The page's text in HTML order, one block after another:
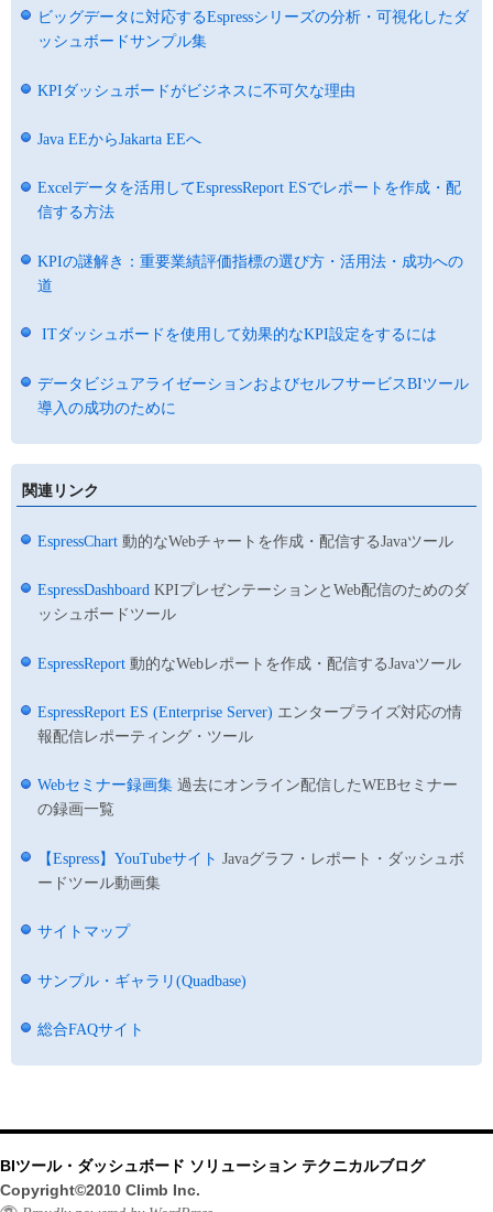
ビッグデータに対応するEspressシリーズの分析・可視化したダ
ッシュボードサンプル集
KPIダッシュボードがビジネスに不可欠な理由
Java EEからJakarta EEへ
Excelデータを活用してEspressReport ESでレポートを作成・配
信する方法
KPIの謎解き：重要業績評価指標の選び方・活用法・成功への
道
ITダッシュボードを使用して効果的なKPI設定をするには
データビジュアライゼーションおよびセルフサービスBIツール
導入の成功のために
関連リンク
EspressChart 動的なWebチャートを作成・配信するJavaツール
EspressDashboard KPIプレゼンテーションとWeb配信のためのダ
ッシュボードツール
EspressReport 動的なWebレポートを作成・配信するJavaツール
EspressReport ES (Enterprise Server) エンタープライズ対応の情
報配信レポーティング・ツール
Webセミナー録画集 過去にオンライン配信したWEBセミナー
の録画一覧
【Espress】YouTubeサイト Javaグラフ・レポート・ダッシュボ
ードツール動画集
サイトマップ
サンプル・ギャラリ(Quadbase)
総合FAQサイト
BIツール・ダッシュボード ソリューション テクニカルブログ
Copyright©2010 Climb Inc.